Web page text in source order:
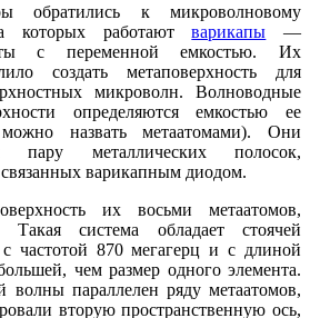
обратились к микроволновому
которых работаютварикапы —
с переменной емкостью. Их
создать метаповерхность для
микроволн. Волноводные
определяются емкостью ее
назвать метаатомами). Они
пару металлических полосок,
варикапным диодом.
их восьми метаатомов,
система обладает стоячей
частотой 870 мегагерц и с длиной
чем размер одного элемента.
волны параллелен ряду метаатомов,
вторую пространственную ось,